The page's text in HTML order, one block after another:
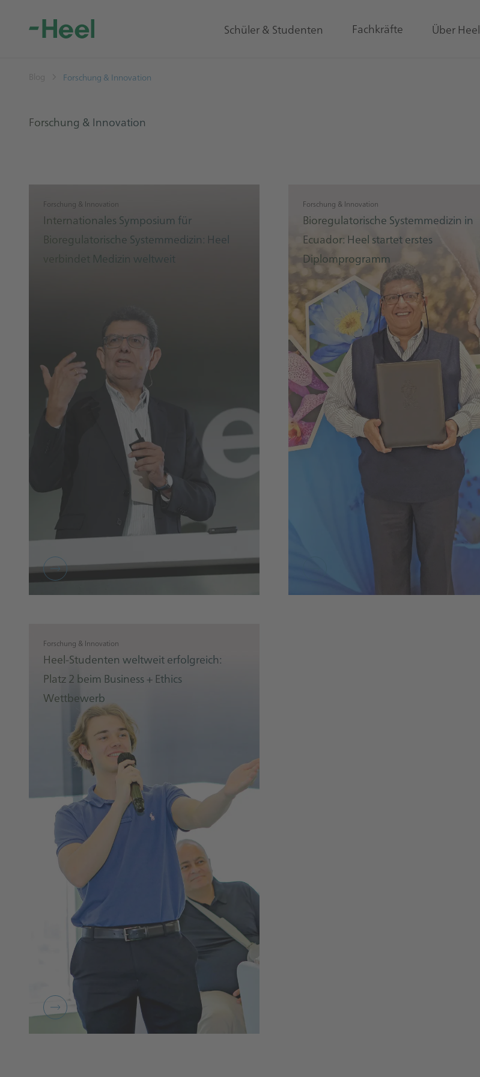
Schüler & Studenten Fachkräfte Über Heel
Blog Forschung & Innovation
Forschung & Innovation
Forschung & Innovation
Internationales Symposium für
Bioregulatorische Systemmedizin: Heel
verbindet Medizin weltweit
medizinischen Austausch und
internationale Zusammenarbeit fördert.
Forschung & Innovation
Bioregulatorische Systemmedizin in
Ecuador: Heel startet erstes
Diplomprogramm
Forschung & Innovation
Heel-Studenten weltweit erfolgreich:
Platz 2 beim Business + Ethics
Wettbewerb